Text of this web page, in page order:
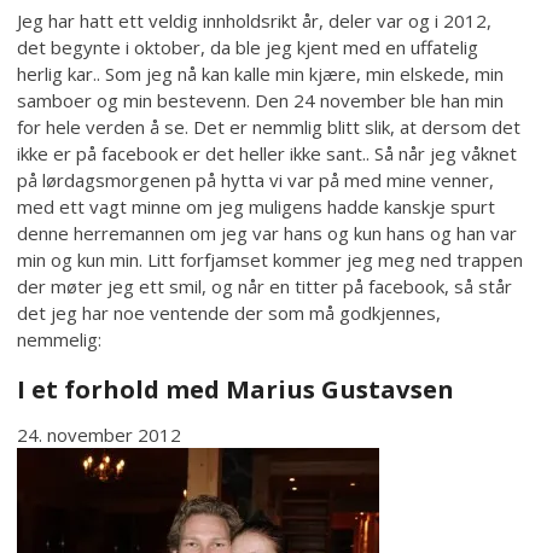
Jeg har hatt ett veldig innholdsrikt år, deler var og i 2012,
det begynte i oktober, da ble jeg kjent med en uffatelig
herlig kar.. Som jeg nå kan kalle min kjære, min elskede, min
samboer og min bestevenn. Den 24 november ble han min
for hele verden å se. Det er nemmlig blitt slik, at dersom det
ikke er på facebook er det heller ikke sant.. Så når jeg våknet
på lørdagsmorgenen på hytta vi var på med mine venner,
med ett vagt minne om jeg muligens hadde kanskje spurt
denne herremannen om jeg var hans og kun hans og han var
min og kun min. Litt forfjamset kommer jeg meg ned trappen
der møter jeg ett smil, og når en titter på facebook, så står
det jeg har noe ventende der som må godkjennes,
nemmelig:
I et forhold med Marius Gustavsen
24. november 2012